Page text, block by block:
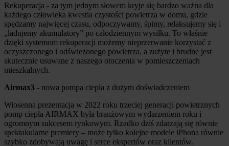
Rekuperacja - za tym jednym słowem kryje się bardzo ważna dla
każdego człowieka kwestia czystości powietrza w domu, gdzie
spędzamy najwięcej czasu, odpoczywamy, śpimy, relaksujemy się i
„ładujemy akumulatory” po całodziennym wysiłku. To właśnie
dzięki systemom rekuperacji możemy nieprzerwanie korzystać z
oczyszczonego i odświeżonego powietrza, a zużyte i brudne jest
skutecznie usuwane z naszego otoczenia w pomieszczeniach
mieszkalnych.
Airmax3 - nowa pompa ciepła z dużym doświadczeniem
Wiosenna prezentacja w 2022 roku trzeciej generacji powietrznych
pomp ciepła AIRMAX była branżowym wydarzeniem roku i
ogromnym sukcesem rynkowym. Rzadko dziś zdarzają się równie
spektakularne premiery – może tylko kolejne modele iPhona równie
szybko zdobywają uwagę i serce ekspertów oraz klientów.